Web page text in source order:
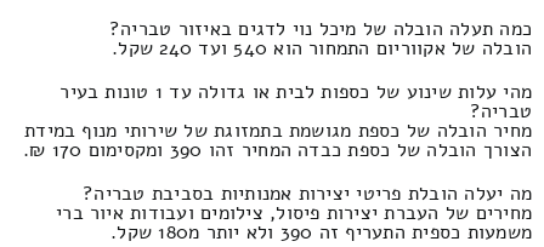
כמה תעלה הובלה של מיכל נוי לדגים באיזור טבריה?
הובלה של אקווריום התמחור הוא 540 ועד 240 שקל.
מהי עלות שינוע של כספות לבית או גדולה עד 1 טונות בעיר
טבריה?
מחיר הובלה של כספת מגושמת בתמזוגת של שירותי מנוף במידת
הצורך הובלה של כספת כבדה המחיר זהו 390 ומקסימום 170 ₪.
מה יעלה הובלת פריטי יצירות אמנותיות בסביבת טבריה?
מחירים של העברת יצירות פיסול, צילומים ועבודות איור ברי
משמעות כספית התעריף זה 390 ולא יותר מ180 שקל.